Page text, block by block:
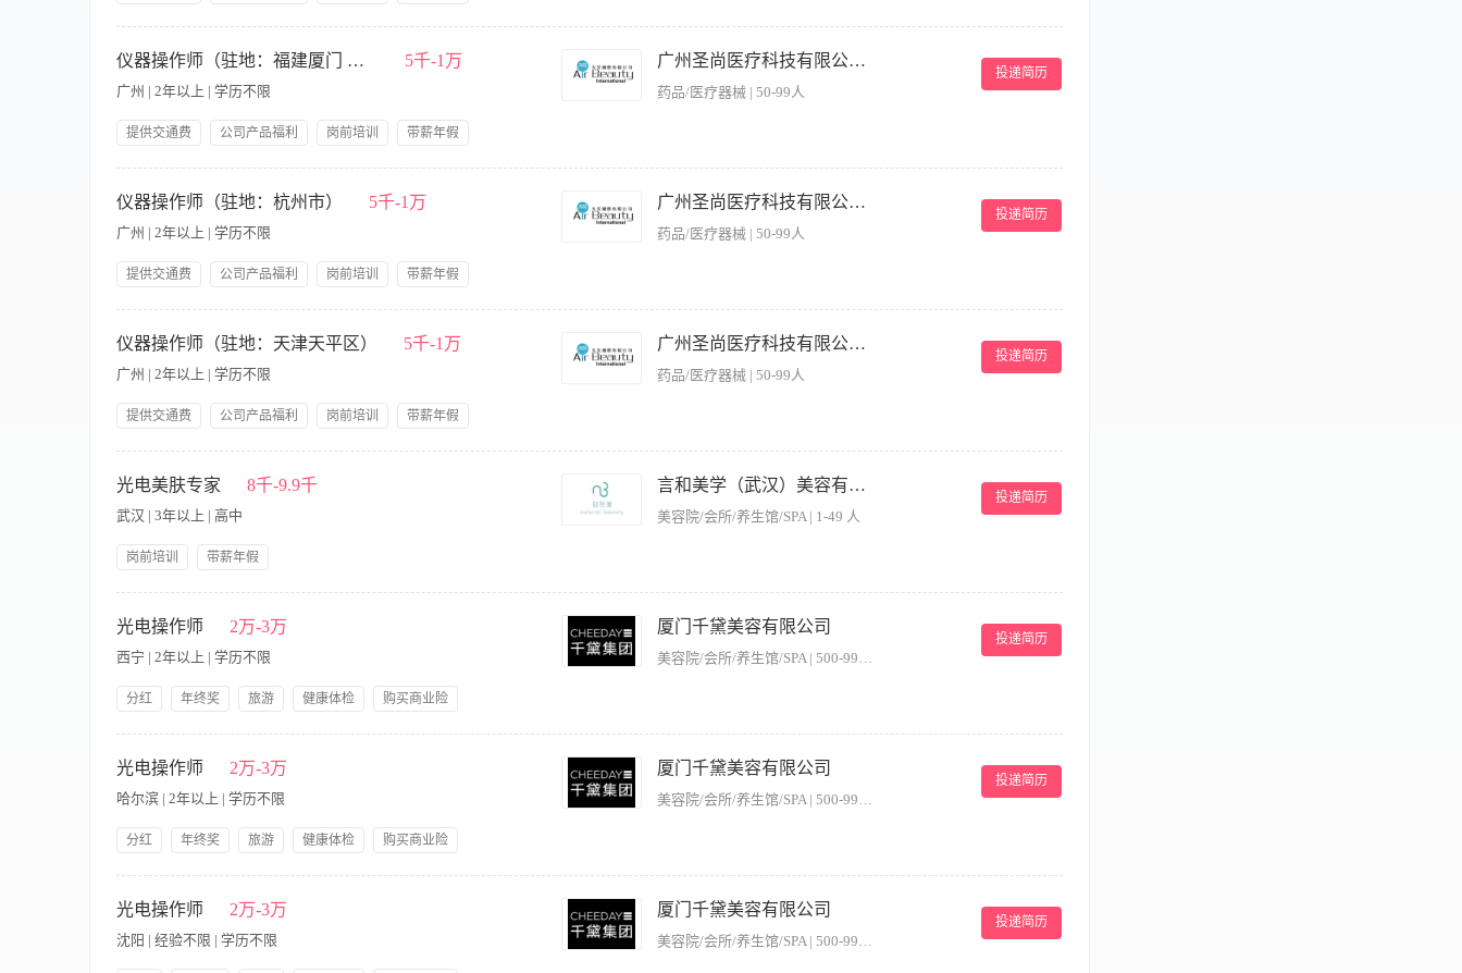
的咨询进行讲解，配合市场老师一起完成业绩。 岗位要求： 1、形象气质佳，沟通理解能力强； 2、有美容行业2年以上工作经验； 3、有优立塑操作工作经验优先
考虑； 4、能够短期出差，20—38岁。 驻地：四川成都； 薪资：底薪+提成+差旅补贴；包住宿。
仪器操作师（驻地：福建厦门 福州） 5千-1万
广州 | 2年以上 | 学历不限
提供交通费 公司产品福利 岗前培训
带薪年假
广州圣尚医疗科技有限公司。
药品/医疗器械 | 50-99人
投递简历
解，配合市场老师一起完成业绩。 岗位要求： 1、形象气质佳，沟通理解能力强； 2、有美容行业2年以上工作经验； 3、有激光仪器操作工作经验优先考虑； 4、
仪器操作师（驻地：杭州市） 5千-1万
广州 | 2年以上 | 学历不限
提供交通费 公司产品福利 岗前培训
带薪年假
广州圣尚医疗科技有限公司。
药品/医疗器械 | 50-99人
投递简历
解，配合市场老师一起完成业绩。 岗位要求： 1、形象气质佳，沟通理解能力强； 2、有美容行业2年以上工作经验； 3、有激光仪器操作工作经验优先考虑； 4、
仪器操作师（驻地：天津天平区） 5千-1万
广州 | 2年以上 | 学历不限
提供交通费 公司产品福利 岗前培训
带薪年假
广州圣尚医疗科技有限公司。
药品/医疗器械 | 50-99人
投递简历
的咨询进行讲解，配合市场老师一起完成业绩。 岗位要求： 1、形象气质佳，沟通理解能力强； 2、有美容行业2年以上工作经验； 3、有优立塑操作工作经验优先
考虑； 4、能够短期出差，20—38岁。 驻地：天津市天平区；包住宿。 薪资：底薪+提成+差旅补贴
光电美肤专家 8千-9.9千
武汉 | 3年以上 | 高中
岗前培训 带薪年假
言和美学（武汉）美容有限公司
美容院/会所/养生馆/SPA | 1-49 人
投递简历
容师及销售光电护肤板块知识及指导工作； 4、安装美容仪器要求、程序、性能进行美容护理操作； 任职要求： 1、形象好，气质佳，有良好的沟通能力与销售能
力； 2、性格开朗乐观，善于学习，有上进心； 3、注重礼仪，敬业积极，吃苦耐劳，具有团队合作精神，技术手法好，有服务意识； 4、有两年以上护肤光电经验为
佳 5、有美容师资格证书优先考虑。
光电操作师 2万-3万
西宁 | 2年以上 | 学历不限
分红 年终奖 旅游 健康体检
购买商业险
厦门千黛美容有限公司
美容院/会所/养生馆/SPA | 500-999人
投递简历
务； 3.能做到承上启下作用，连接好公司与客户的关系，维护公司最大利益； 4.爱护公司各设备，能及时清楚各耗材情况，能独立培训学员学习技术； 5.熟悉皮肤，
能独立处理肌肤问题，从事本行业3年以上经验。 任职要求： 1.皮肤好、气质佳，有美容师或者美容导师从业经历； 2.性格活泼开朗，具有良好的职业素质； 3.医
学、护理、美容等专业中专以上学历； 4.能适应短期出差。
光电操作师 2万-3万
哈尔滨 | 2年以上 | 学历不限
分红 年终奖 旅游 健康体检
购买商业险
厦门千黛美容有限公司
美容院/会所/养生馆/SPA | 500-999人
投递简历
务； 3.能做到承上启下作用，连接好公司与客户的关系，维护公司最大利益； 4.爱护公司各设备，能及时清楚各耗材情况，能独立培训学员学习技术； 5.熟悉皮肤，
能独立处理肌肤问题，从事本行业3年以上经验。 任职要求： 1.皮肤好、气质佳，有美容师或者美容导师从业经历； 2.性格活泼开朗，具有良好的职业素质； 3.医
学、护理、美容等专业中专以上学历； 4.能适应短期出差。
光电操作师 2万-3万
沈阳 | 经验不限 | 学历不限
厦门千黛美容有限公司
美容院/会所/养生馆/SPA | 500-999人
投递简历